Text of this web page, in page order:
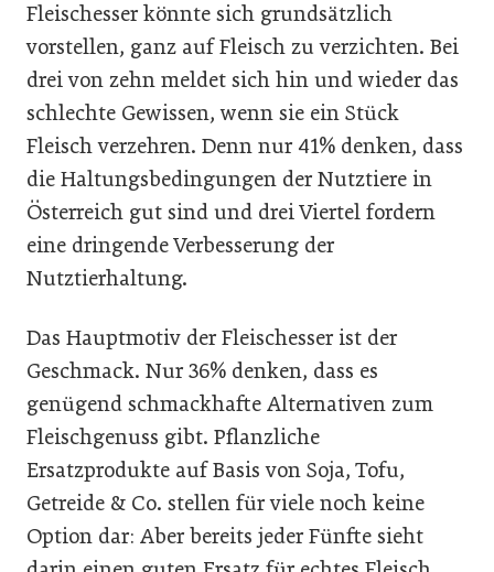
Fleischesser könnte sich grundsätzlich
vorstellen, ganz auf Fleisch zu verzichten. Bei
drei von zehn meldet sich hin und wieder das
schlechte Gewissen, wenn sie ein Stück
Fleisch verzehren. Denn nur 41% denken, dass
die Haltungsbedingungen der Nutztiere in
Österreich gut sind und drei Viertel fordern
eine dringende Verbesserung der
Nutztierhaltung.
Das Hauptmotiv der Fleischesser ist der
Geschmack. Nur 36% denken, dass es
genügend schmackhafte Alternativen zum
Fleischgenuss gibt. Pflanzliche
Ersatzprodukte auf Basis von Soja, Tofu,
Getreide & Co. stellen für viele noch keine
Option dar: Aber bereits jeder Fünfte sieht